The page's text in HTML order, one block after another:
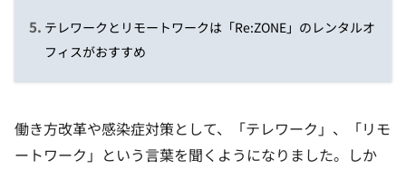
テレワークとリモートワークは「Re:ZONE」のレンタルオ
フィスがおすすめ
働き方改革や感染症対策として、「テレワーク」、「リモ
ートワーク」という言葉を聞くようになりました。しか